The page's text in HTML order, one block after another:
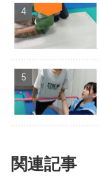
関連記事